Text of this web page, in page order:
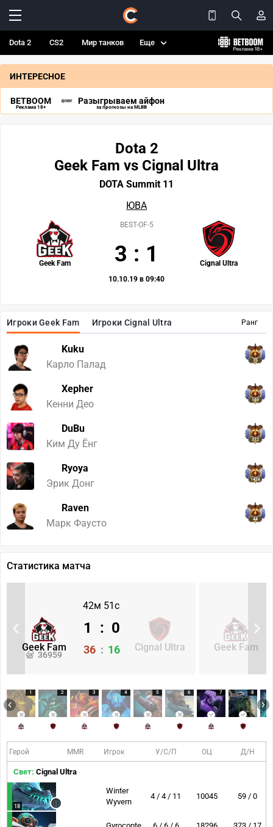
Dota 2 CS2 Мир танков Еще
ИНТЕРЕСНОЕ
BETBOOM
Реклама 18+
Разыгрываем айфон
за прогнозы на MLBB
Ранг
Игроки Geek Fam Игроки Cignal Ultra
Kuku
Карло Палад
75
Xepher
Кенни Део
169
DuBu
Ким Ду Ёнг
312
Ryoya
Эрик Донг
1426
Raven
Марк Фаусто
44
Dota 2
Geek Fam vs Cignal Ultra
DOTA Summit 11
ЮВА
Geek Fam Cignal Ultra
BEST-OF-5
3 : 1
10.10.19 в 09:40
Статистика матча
42м 51с
Geek Fam
36959
Cignal Ultra
1 : 0
36 : 16 Geek Fam
1 2 3 4 5 6 7 8
Герой MMR Игрок У/С/П ОЦ Д/Н
Свет: Cignal Ultra
18
Winter
Wyvern
4 / 4 / 11 10045 59 / 0